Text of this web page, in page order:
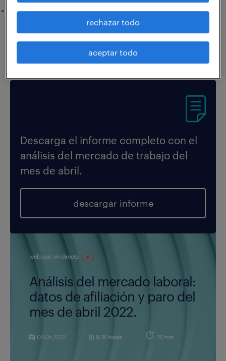
Análisis Randstad Research:la Hostelería supera la
Semana Santa con un crecimiento del empleo en
abril mayor que en 2019.
Descarga el informe completo con el
análisis del mercado de trabajo del
mes de abril.
descargar informe
webcast · en directo
Análisis del mercado laboral:
datos de afiliación y paro del
mes de abril 2022.
04.05.2022 9:30 horas 20 min
rechazar todo
aceptar todo